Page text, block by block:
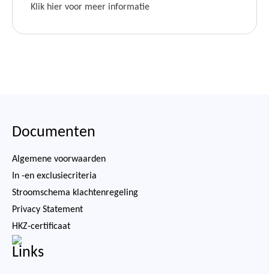
Klik hier voor meer informatie
Documenten
Algemene voorwaarden
In -en exclusiecriteria
Stroomschema klachtenregeling
Privacy Statement
HKZ-certificaat
Links